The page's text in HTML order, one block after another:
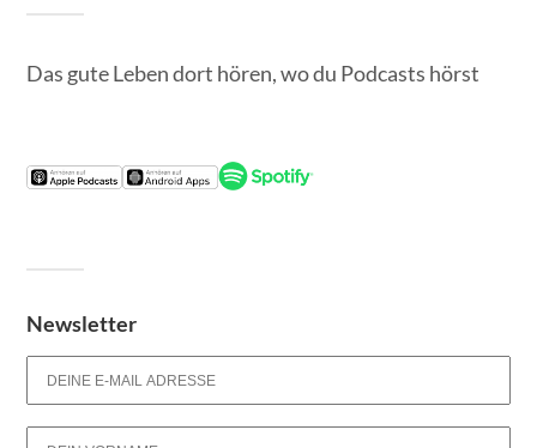
Das gute Leben dort hören, wo du Podcasts hörst
Newsletter